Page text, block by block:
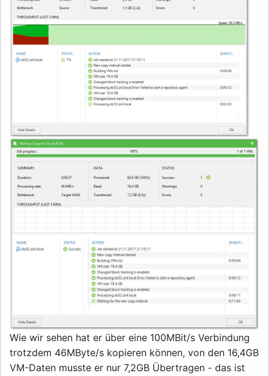
Wie wir sehen hat er über eine 100MBit/s Verbindung
trotzdem 46MByte/s kopieren können, von den 16,4GB
VM-Daten musste er nur 7,2GB Übertragen - das ist